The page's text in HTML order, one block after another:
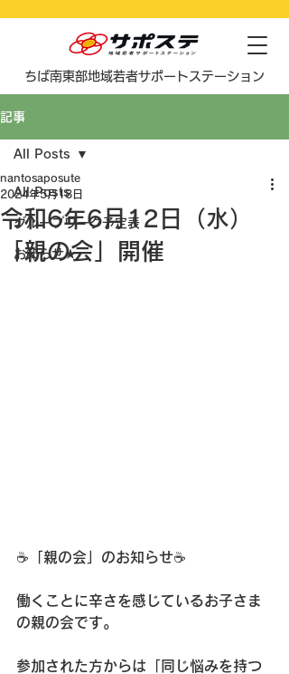
​ちば南東部地域若者サポートステーション
記事
All Posts
グループワーク予定表
お知らせ★
All Posts
令和6年6月12日（水）
「親の会」開催
nantosaposute
2024年5月18日
☕「親の会」のお知らせ☕
働くことに辛さを感じているお子さま
の親の会です。
参加された方からは「同じ悩みを持つ